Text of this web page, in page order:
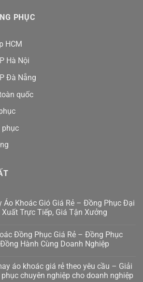
PHỤC
HCM
Hà Nội
Đà Nẵng
quốc
phục
Áo Khoác Gió Giá Rẻ – Đồng Phục Đại
Trực Tiếp, Giá Tận Xưởng
Đồng Phục Giá Rẻ – Đồng Phục
Hành Cùng Doanh Nghiệp
áo khoác giá rẻ theo yêu cầu – Giải
chuyên nghiệp cho doanh nghiệp